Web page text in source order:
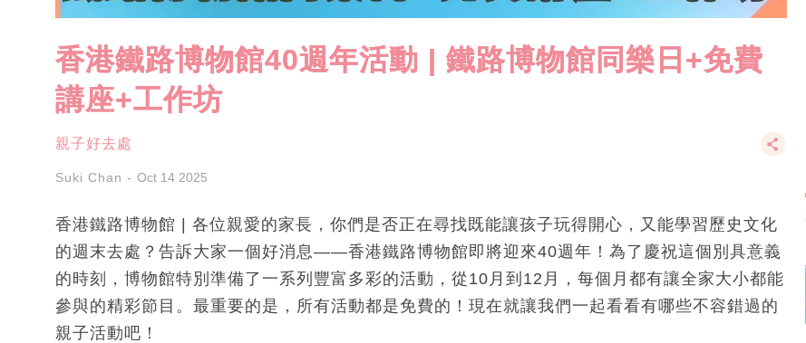
香港鐵路博物館40週年活動 | 鐵路博物館同樂日+免費
講座+工作坊
親子好去處
Suki Chan Oct 14 2025
香港鐵路博物館 | 各位親愛的家長，你們是否正在尋找既能讓孩子玩得開心，又能學習歷史文化
的週末去處？告訴大家一個好消息——香港鐵路博物館即將迎來40週年！為了慶祝這個別具意義
的時刻，博物館特別準備了一系列豐富多彩的活動，從10月到12月，每個月都有讓全家大小都能
參與的精彩節目。最重要的是，所有活動都是免費的！現在就讓我們一起看看有哪些不容錯過的
親子活動吧！